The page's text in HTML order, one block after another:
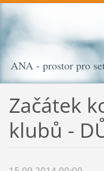
ANA - prostor pro
Začátek
klubů -